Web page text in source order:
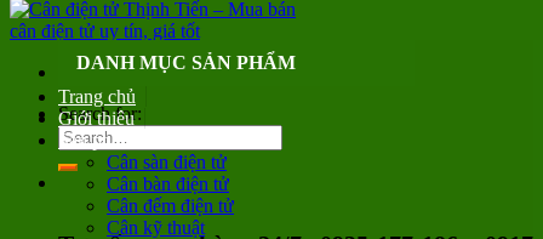
Search for:
DANH MỤC SẢN PHẨM
Trang chủ
Giới thiệu
Sản phẩm
Cân sàn điện tử
Cân bàn điện tử
Cân đếm điện tử
Cân kỹ thuật